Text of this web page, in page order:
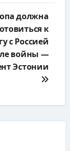
должна
к
с Россией
войны —
Эстонии